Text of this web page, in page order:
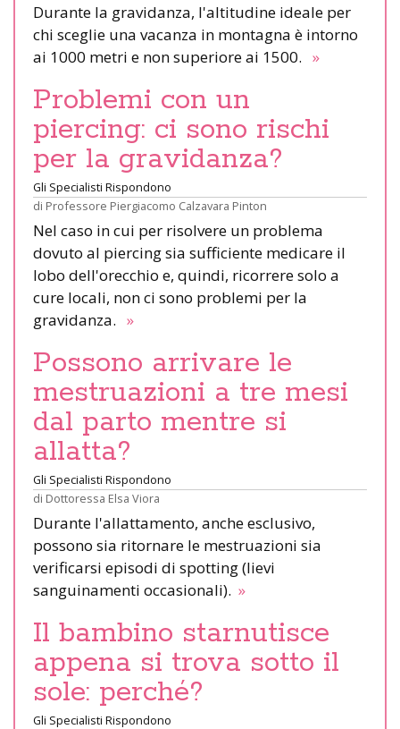
Durante la gravidanza, l'altitudine ideale per
chi sceglie una vacanza in montagna è intorno
ai 1000 metri e non superiore ai 1500. »
Problemi con un
piercing: ci sono rischi
per la gravidanza?
Gli Specialisti Rispondono
di Professore Piergiacomo Calzavara Pinton
Nel caso in cui per risolvere un problema
dovuto al piercing sia sufficiente medicare il
lobo dell'orecchio e, quindi, ricorrere solo a
cure locali, non ci sono problemi per la
gravidanza. »
Possono arrivare le
mestruazioni a tre mesi
dal parto mentre si
allatta?
Gli Specialisti Rispondono
di Dottoressa Elsa Viora
Durante l'allattamento, anche esclusivo,
possono sia ritornare le mestruazioni sia
verificarsi episodi di spotting (lievi
sanguinamenti occasionali). »
Il bambino starnutisce
appena si trova sotto il
sole: perché?
Gli Specialisti Rispondono